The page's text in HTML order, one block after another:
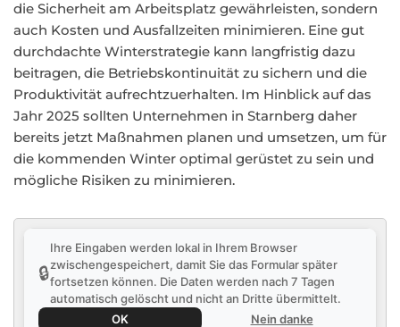
die Sicherheit am Arbeitsplatz gewährleisten, sondern
auch Kosten und Ausfallzeiten minimieren. Eine gut
durchdachte Winterstrategie kann langfristig dazu
beitragen, die Betriebskontinuität zu sichern und die
Produktivität aufrechtzuerhalten. Im Hinblick auf das
Jahr 2025 sollten Unternehmen in Starnberg daher
bereits jetzt Maßnahmen planen und umsetzen, um für
die kommenden Winter optimal gerüstet zu sein und
mögliche Risiken zu minimieren.
🔒
Ihre Eingaben werden lokal in Ihrem Browser
zwischengespeichert, damit Sie das Formular später
fortsetzen können. Die Daten werden nach 7 Tagen
automatisch gelöscht und nicht an Dritte übermittelt.
OK
Nein danke